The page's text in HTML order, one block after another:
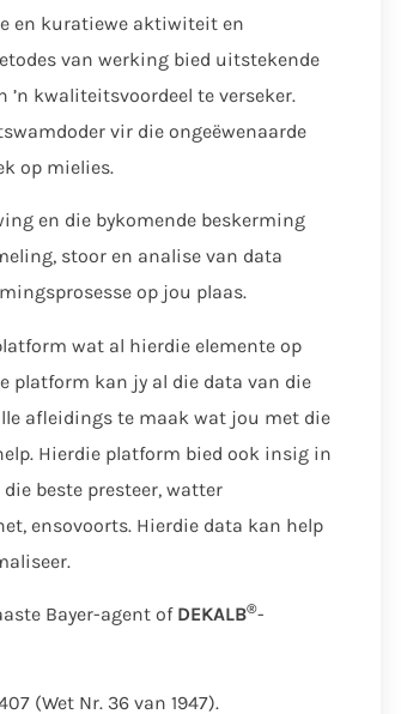
en kuratiewe aktiwiteit en
van werking bied uitstekende
kwaliteitsvoordeel te verseker.
vir die ongeëwenaarde
op mielies.
en die bykomende beskerming
stoor en analise van data
op jou plaas.
wat al hierdie elemente op
platform kan jy al die data van die
afleidings te maak wat jou met die
Hierdie platform bied ook insig in
beste presteer, watter
ensovoorts. Hierdie data kan help
Bayer-agent of DEKALB®-
(Wet Nr. 36 van 1947).